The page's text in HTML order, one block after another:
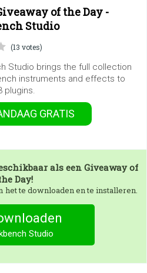
of the Day -
Studio
(13 votes)
Studio brings the full collection
instruments and effects to
plugins.
GRATIS
als een Giveaway of
Day!
te downloaden en te installeren.
Studio